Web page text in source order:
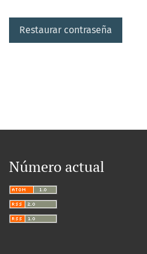
Restaurar contraseña
Número actual